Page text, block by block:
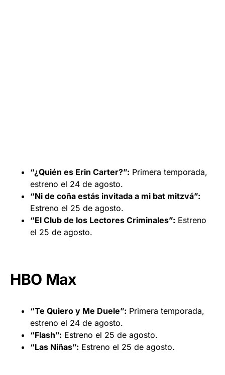
“¿Quién es Erin Carter?”: Primera temporada,
estreno el 24 de agosto.
“Ni de coña estás invitada a mi bat mitzvá”:
Estreno el 25 de agosto.
“El Club de los Lectores Criminales”: Estreno
el 25 de agosto.
HBO Max
“Te Quiero y Me Duele”: Primera temporada,
estreno el 24 de agosto.
“Flash”: Estreno el 25 de agosto.
“Las Niñas”: Estreno el 25 de agosto.